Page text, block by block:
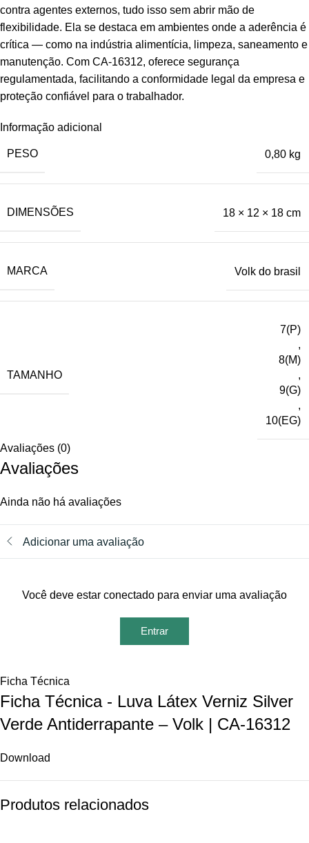
contra agentes externos, tudo isso sem abrir mão de
flexibilidade. Ela se destaca em ambientes onde a aderência é
crítica — como na indústria alimentícia, limpeza, saneamento e
manutenção. Com CA-16312, oferece segurança
regulamentada, facilitando a conformidade legal da empresa e
proteção confiável para o trabalhador.
Informação adicional
PESO 0,80 kg
DIMENSÕES 18 × 12 × 18 cm
MARCA Volk do brasil
TAMANHO
7(P)
,
8(M)
,
9(G)
,
10(EG)
Avaliações (0)
Avaliações
Ainda não há avaliações
Adicionar uma avaliação
Você deve estar conectado para enviar uma avaliação
Entrar
Ficha Técnica
Ficha Técnica - Luva Látex Verniz Silver
Verde Antiderrapante – Volk | CA-16312
Download
Produtos relacionados